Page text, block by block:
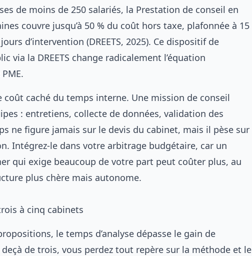
de moins de 250 salariés, la Prestation de conseil en
couvre jusqu’à 50 % du coût hors taxe, plafonnée à 15
d’intervention (DREETS, 2025). Ce dispositif de
via la DREETS change radicalement l’équation
coût caché du temps interne. Une mission de conseil
: entretiens, collecte de données, validation des
ne figure jamais sur le devis du cabinet, mais il pèse sur
Intégrez-le dans votre arbitrage budgétaire, car un
qui exige beaucoup de votre part peut coûter plus, au
plus chère mais autonome.
à cinq cabinets
le temps d’analyse dépasse le gain de
de trois, vous perdez tout repère sur la méthode et le